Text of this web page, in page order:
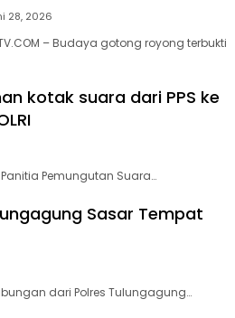
28, 2026
– Budaya gotong royong terbukti
kotak suara dari PPS ke
Panitia Pemungutan Suara…
Sasar Tempat
dari Polres Tulungagung…